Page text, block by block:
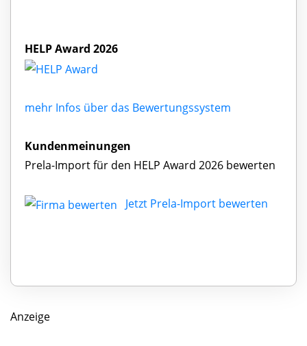
HELP Award 2026
mehr Infos über das Bewertungssystem
Kundenmeinungen
Prela-Import für den HELP Award 2026 bewerten
Jetzt Prela-Import bewerten
Anzeige